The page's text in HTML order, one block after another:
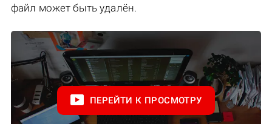
файл может быть удалён.
ПЕРЕЙТИ К ПРОСМОТРУ